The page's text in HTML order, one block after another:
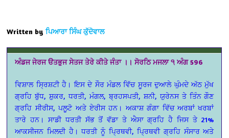
Written by ਪਿਆਰਾ ਸਿੰਘ ਕੁੱਦੋਵਾਲ
ਅੰਡਜ ਜੇਰਜ ੳਤਭੁਜ ਸੇਤਜ ਤੇਰੇ ਕੀਤੇ ਜੰਤਾ ।। ਸੋਰਠਿ ਮਜਲਾ ੧ ਅੰਗ 596
ਵਿਸ਼ਾਲ ਸ੍ਰਿਸ਼ਟੀ ਹੈ। ਇਸ ਦੇ ਸੌਰ ਮੰਡਲ ਵਿੱਚ ਸੂਰਜ ਦੁਆਲੇ ਘੁੰਮਦੇ ਅੱਠ ਮੁੱਖ
ਗ੍ਰਹਿ ਬੁੱਧ, ਸ਼ੁਕਰ, ਧਰਤੀ, ਮੰਗਲ, ਬ੍ਰਹਸਪਤੀ, ਸ਼ਨੀ, ਯੁਰੇਨਸ ਤੇ ਤਿੰਨ ਗੌਣ
ਗ੍ਰਹਿ ਸੀਰੀਸ, ਪਲੂਟੋ ਅਤੇ ਏਰੀਸ ਹਨ। ਅਕਾਸ਼ ਗੰਗਾ ਵਿੱਚ ਅਰਬਾਂ ਖਰਬਾਂ
ਤਾਰੇ ਹਨ। ਸਾਡੀ ਧਰਤੀ ਸੱਭ ਤੋਂ ਵੱਡਾ ਤੇ ਐਸਾ ਗ੍ਰਹਿ ਹੈ ਜਿਸ ਤੇ 21%
ਆਕਸੀਜਨ ਮਿਲਦੀ ਹੈ। ਧਰਤੀ ਨੂੰ ਪ੍ਰਿਥਵੀ, ਪ੍ਰਿਥਵੀ ਗ੍ਰਹਿ ਸੰਸਾਰ ਅਤੇ